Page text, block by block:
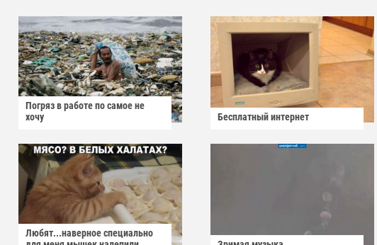
Погряз в работе по самое не
хочу
Бесплатный интернет
Любят...наверное специально